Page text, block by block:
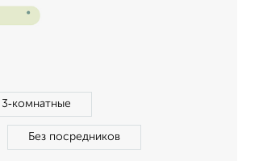
3‑комнатные
Без посредников